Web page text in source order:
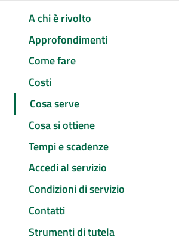
A chi è rivolto
Approfondimenti
Come fare
Costi
Cosa serve
Cosa si ottiene
Tempi e scadenze
Accedi al servizio
Condizioni di servizio
Contatti
Strumenti di tutela